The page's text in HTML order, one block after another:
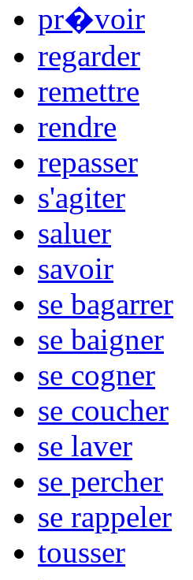
pr�voir
regarder
remettre
rendre
repasser
s'agiter
saluer
savoir
se bagarrer
se baigner
se cogner
se coucher
se laver
se percher
se rappeler
tousser